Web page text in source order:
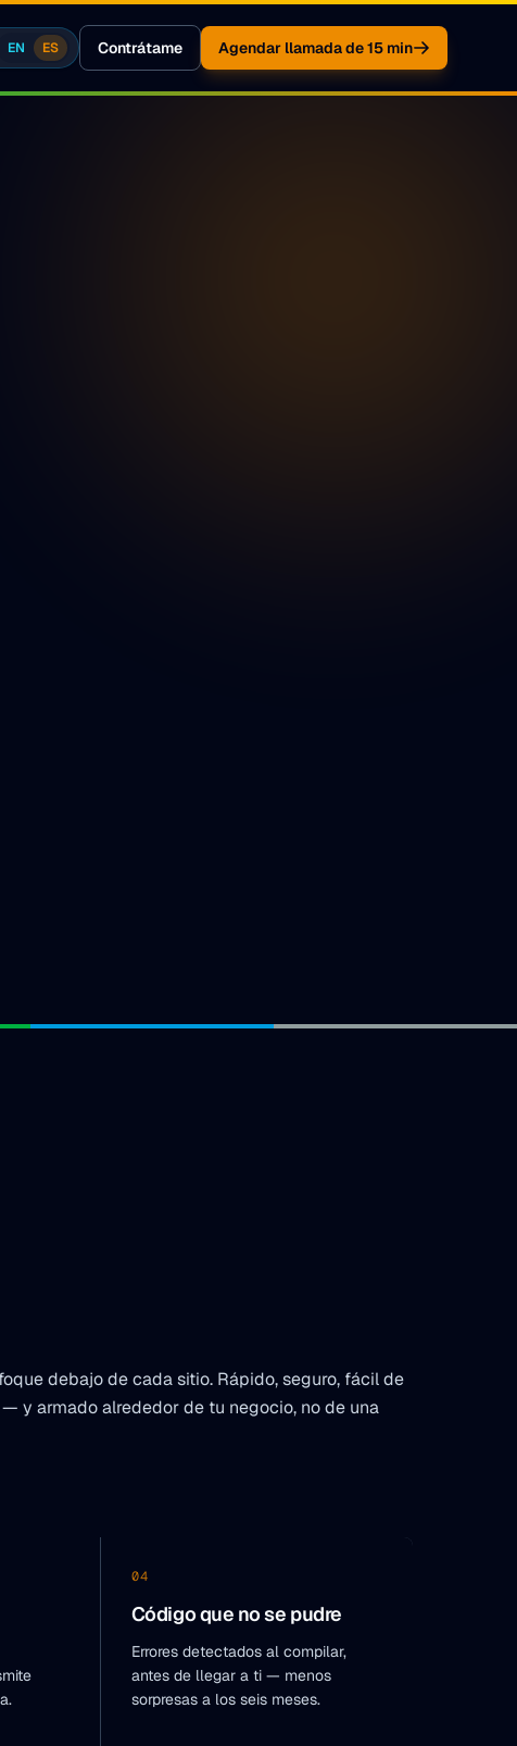
EN ES Contrátame Agendar llamada de 15 min
debajo de cada sitio. Rápido, seguro, fácil de
y armado alrededor de tu negocio, no de una
04
Código que no se pudre
Errores detectados al compilar,
antes de llegar a ti — menos
sorpresas a los seis meses.